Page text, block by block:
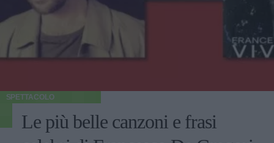
SPETTACOLO
Le più belle canzoni e frasi